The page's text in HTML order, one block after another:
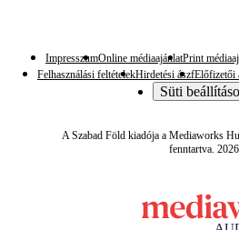
ImpresszumOnline médiaajánlatPrint
Felhasználási feltételekHirdetési ászfElőfizetői
Süti
A Szabad Föld kiadója a Mediaworks
fenntartva. 2026